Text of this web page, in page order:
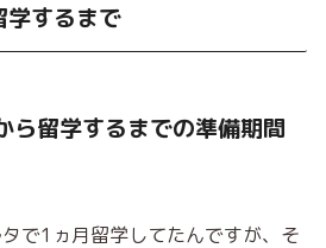
学するまで
ら留学するまでの準備期間
で1ヵ月留学してたんですが、そ